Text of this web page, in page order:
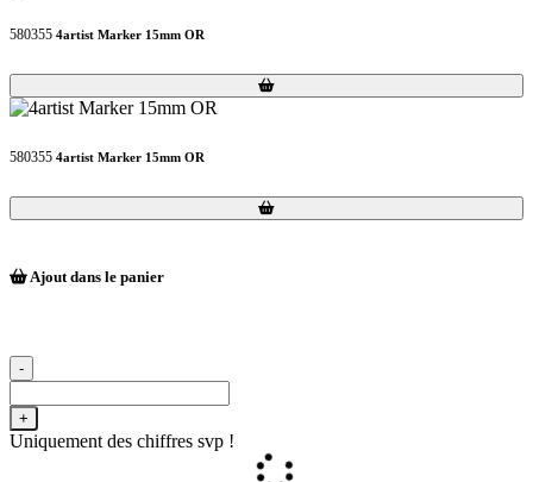
580355 4artist Marker 15mm OR
Loading...
Loading...
580355 4artist Marker 15mm OR
Loading...
Loading...
Ajout dans le panier
-
+
Uniquement des chiffres svp !